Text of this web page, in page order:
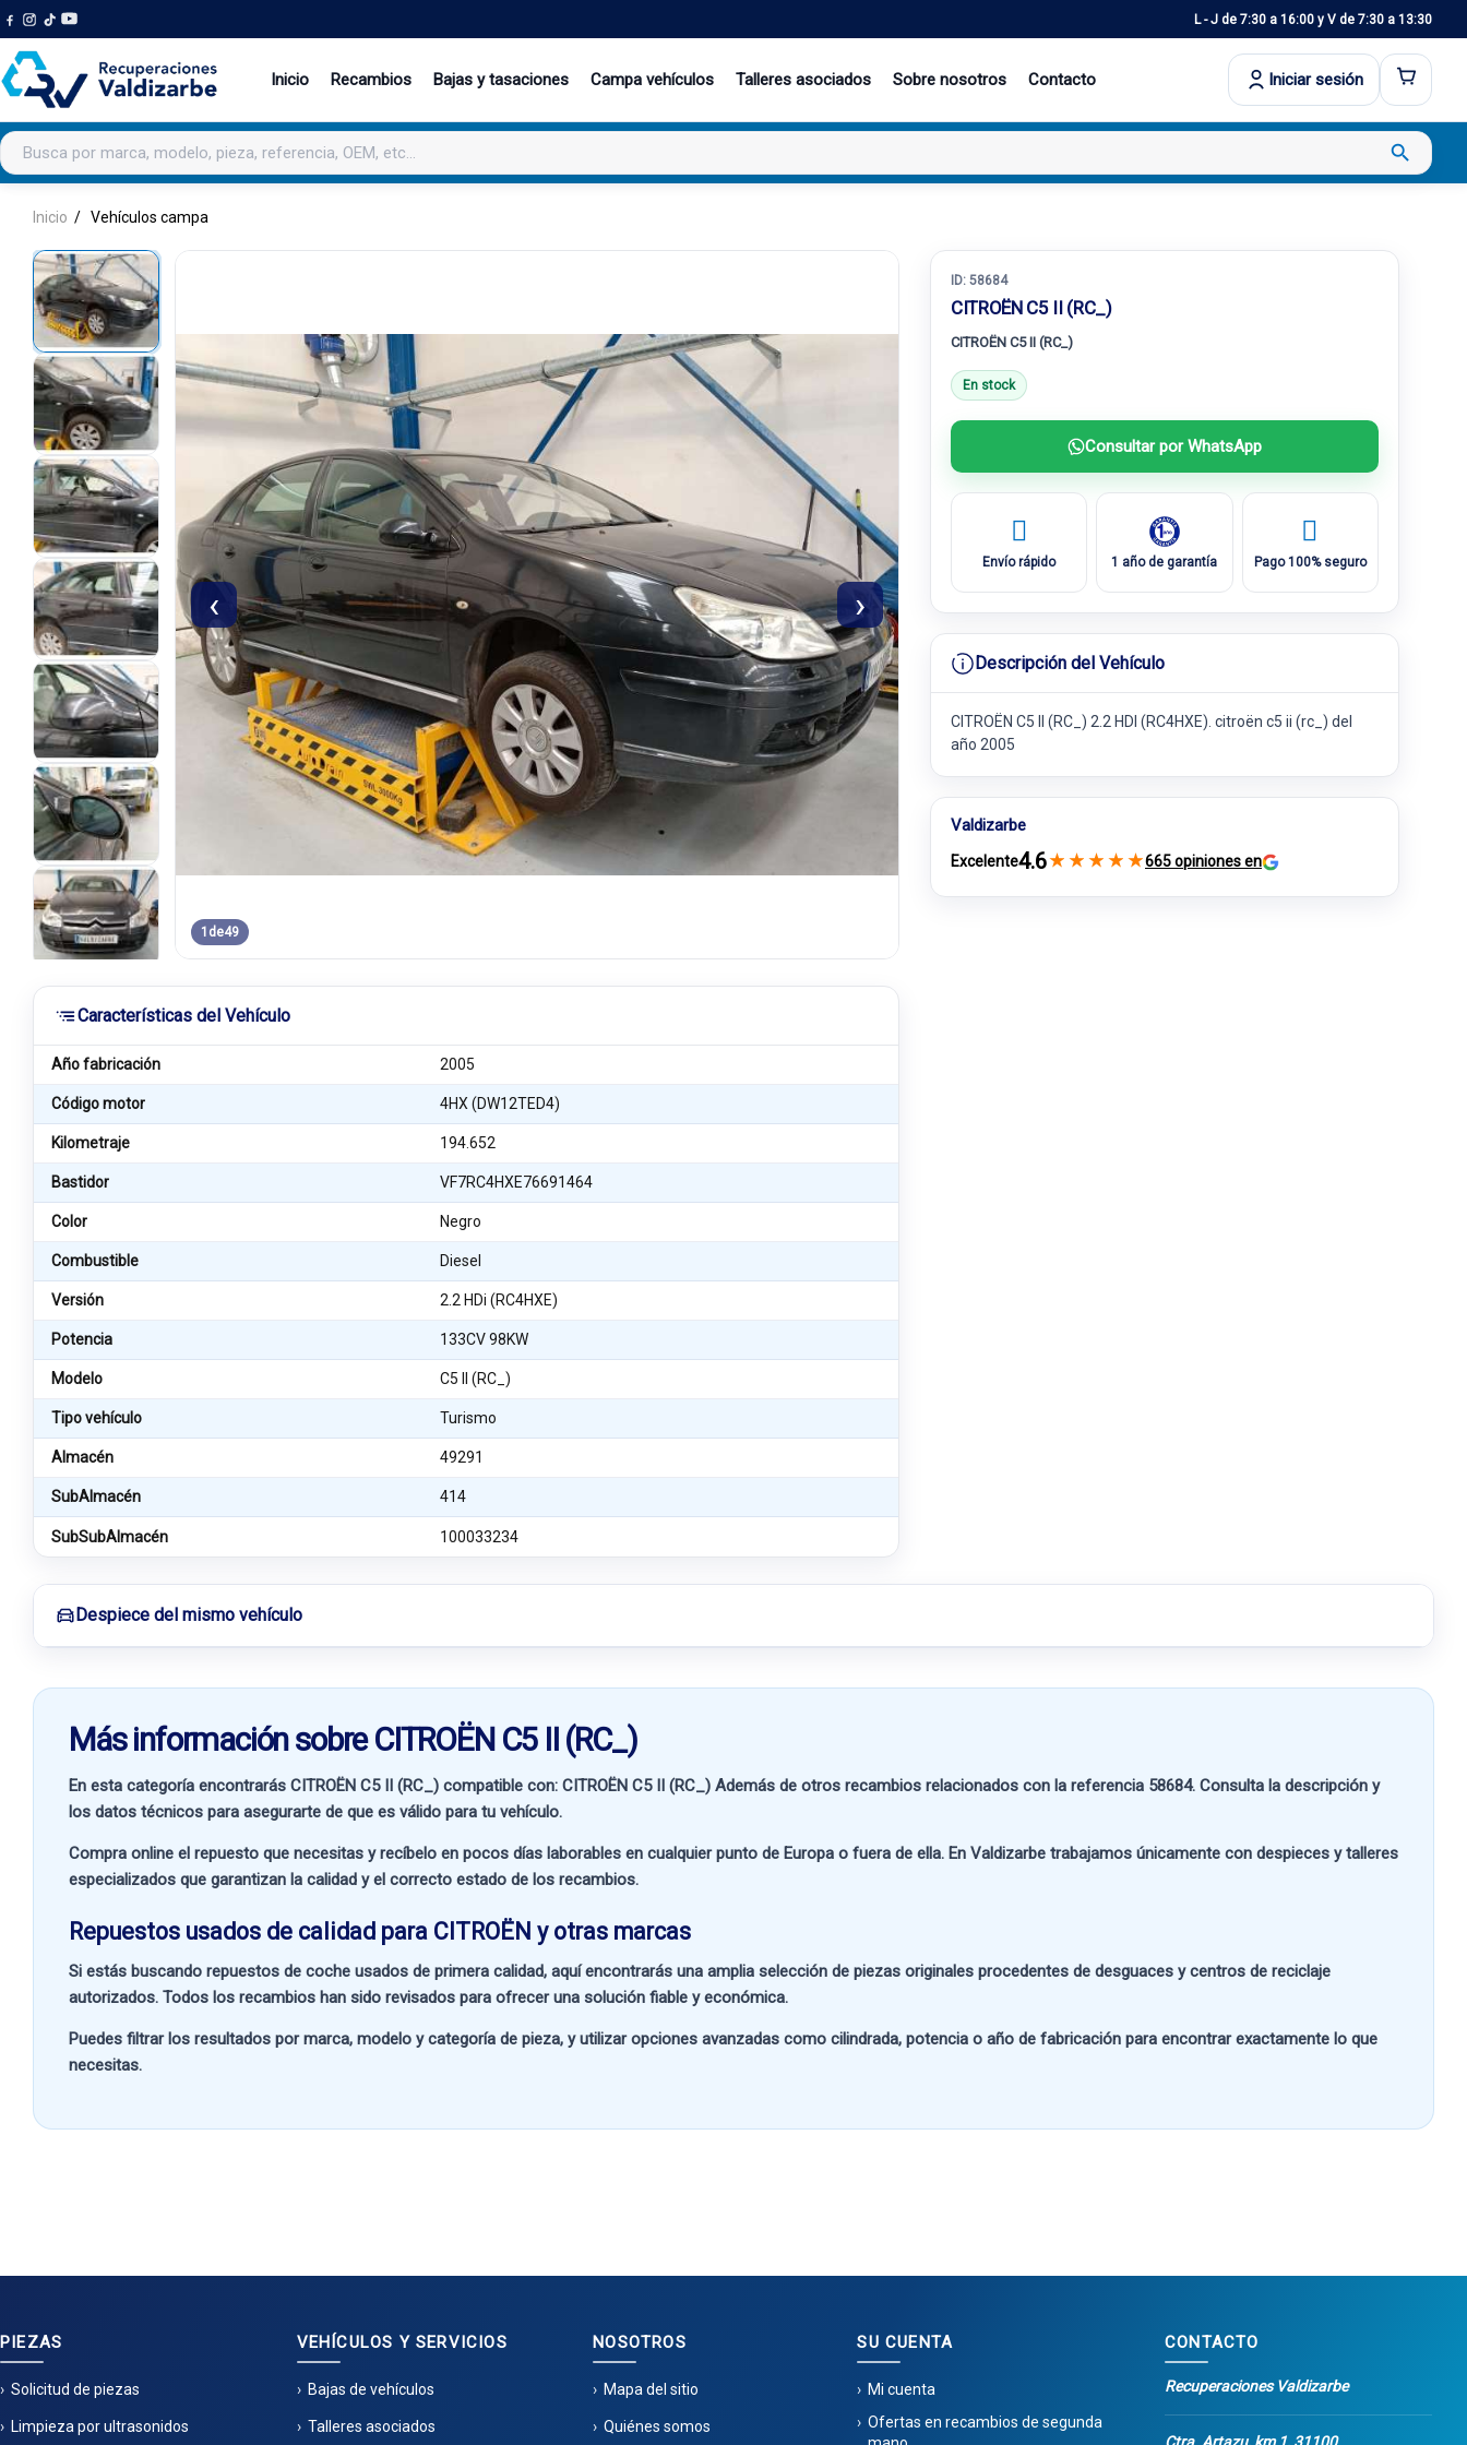
L - J de 7:30 a 16:00 y V de 7:30 a 13:30
Inicio Recambios Bajas y tasaciones Campa vehículos Talleres asociados Sobre nosotros Contacto Iniciar sesión
Buscar productos search
Inicio Vehículos campa
‹ ›
1 de49
Características del Vehículo
Año fabricación 2005
Código motor 4HX (DW12TED4)
Kilometraje 194.652
Bastidor VF7RC4HXE76691464
Color Negro
Combustible Diesel
Versión 2.2 HDi (RC4HXE)
Potencia 133CV 98KW
Modelo C5 II (RC_)
Tipo vehículo Turismo
Almacén 49291
SubAlmacén 414
SubSubAlmacén 100033234
ID: 58684
CITROËN C5 II (RC_)
CITROËN C5 II (RC_)
En stock
Consultar por WhatsApp
Envío rápido 1 año de garantía Pago 100% seguro
Descripción del Vehículo
CITROËN C5 II (RC_) 2.2 HDI (RC4HXE). citroën c5 ii (rc_) del
año 2005
Valdizarbe
Excelente4.6★ ★ ★ ★ ★665 opiniones en
Despiece del mismo vehículo
Más información sobre CITROËN C5 II (RC_)
En esta categoría encontrarás CITROËN C5 II (RC_) compatible con: CITROËN C5 II (RC_) Además de otros recambios relacionados con la referencia 58684. Consulta la descripción y
los datos técnicos para asegurarte de que es válido para tu vehículo.
Compra online el repuesto que necesitas y recíbelo en pocos días laborables en cualquier punto de Europa o fuera de ella. En Valdizarbe trabajamos únicamente con despieces y talleres
especializados que garantizan la calidad y el correcto estado de los recambios.
Repuestos usados de calidad para CITROËN y otras marcas
Si estás buscando repuestos de coche usados de primera calidad, aquí encontrarás una amplia selección de piezas originales procedentes de desguaces y centros de reciclaje
autorizados. Todos los recambios han sido revisados para ofrecer una solución fiable y económica.
Puedes filtrar los resultados pormarca, modelo y categoría de pieza, y utilizar opciones avanzadas como cilindrada, potencia o año de fabricación para encontrar exactamente lo que
necesitas.
PIEZAS
Solicitud de piezas
Limpieza por ultrasonidos
VEHÍCULOS Y SERVICIOS
Bajas de vehículos
Talleres asociados
NOSOTROS
Mapa del sitio
Quiénes somos
SU CUENTA
Mi cuenta
Ofertas en recambios de segunda
CONTACTO
Recuperaciones Valdizarbe